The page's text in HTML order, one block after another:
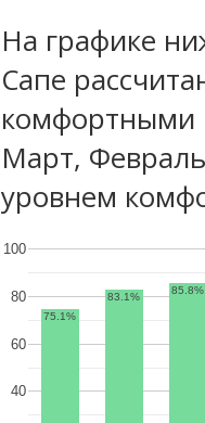
На графике
Сапе
комфортными
Март,
уровнем
40
60
80
100
75.1%
83.1%
85.8%